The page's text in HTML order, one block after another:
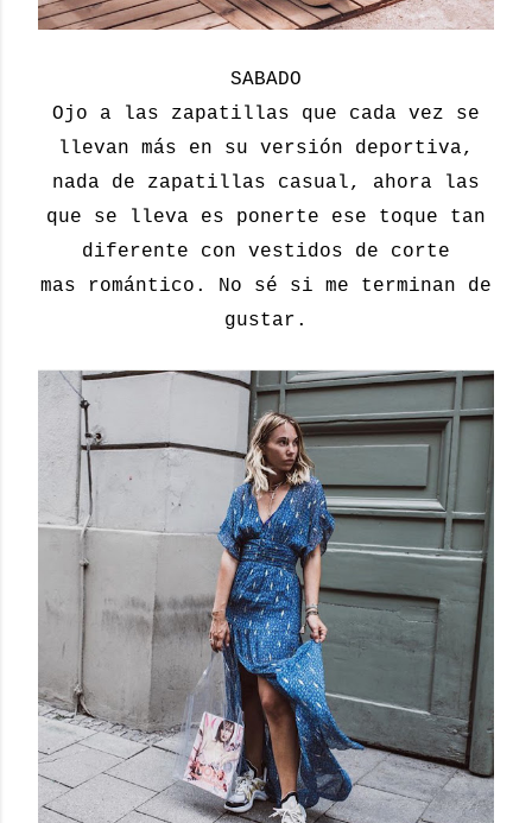
SABADO
Ojo a las zapatillas que cada vez se
llevan más en su versión deportiva,
nada de zapatillas casual, ahora las
que se lleva es ponerte ese toque tan
diferente con vestidos de corte
mas romántico. No sé si me terminan de
gustar.